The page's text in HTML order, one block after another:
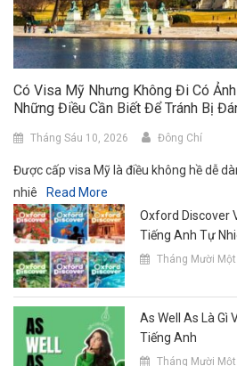
Có Visa Mỹ Nhưng Không Đi Có
Những Điều Cần Biết Để Tránh Bị
Tháng Sáu 10, 2026 Đông Chí
Được cấp visa Mỹ là điều không hề dễ
nhiê
Read More
Oxford Discover
Tiếng Anh Tự
Tháng Mười
As Well As Là Gì
Tiếng Anh
Tháng Mười